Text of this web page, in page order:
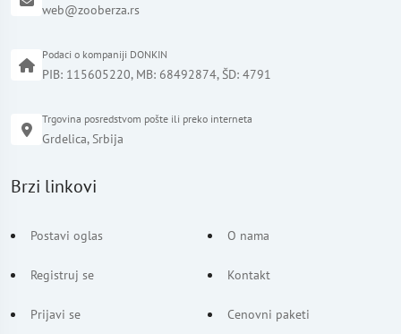
web@zooberza.rs
Podaci o kompaniji DONKIN
PIB: 115605220, MB: 68492874, ŠD: 4791
Trgovina posredstvom pošte ili preko interneta
Grdelica, Srbija
Brzi linkovi
Postavi oglas
Registruj se
Prijavi se
O nama
Kontakt
Cenovni paketi